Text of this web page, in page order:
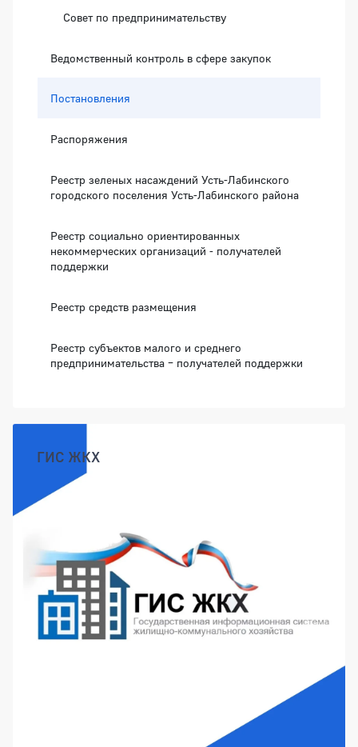
Совет по предпринимательству
Ведомственный контроль в сфере закупок
Постановления
Распоряжения
Реестр зеленых насаждений Усть-Лабинского
городского поселения Усть-Лабинского района
Реестр социально ориентированных
некоммерческих организаций - получателей
поддержки
Реестр средств размещения
Реестр субъектов малого и среднего
предпринимательства – получателей поддержки
ГИС ЖКХ